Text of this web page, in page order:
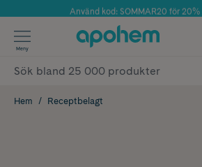
Årets Butik 2025 inom
Använd kod: SOMMAR20 för
✓ Fri frakt
✓ Poäng på alla köp*
Meny
Hem Receptbelagt